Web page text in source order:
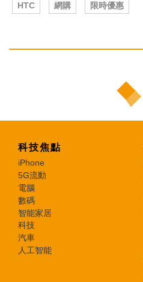
HTC 網購 限時優惠
科技焦點
iPhone
5G流動
電腦
數碼
智能家居
科技
汽車
人工智能